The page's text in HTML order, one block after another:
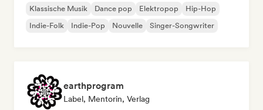
Klassische Musik Dance pop Elektropop
Hip-Hop
Indie-Folk
Indie-Pop Nouvelle Singer-Songwriter
earthprogram
Label, Mentorin, Verlag